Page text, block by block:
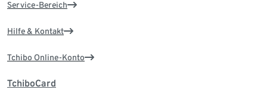
Service-Bereich
Hilfe & Kontakt
Tchibo Online-Konto
TchiboCard